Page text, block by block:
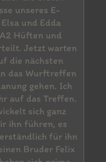
unseres E-
und Edda
Hüften und
Jetzt warten
die nächsten
das Wurftreffen
gehen. Ich
auf das Treffen.
sich ganz
ihn führen, es
für ihn
Bruder Felix